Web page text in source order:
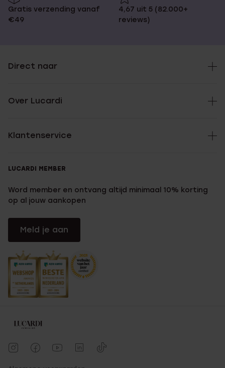
Gratis verzending vanaf
€49
4,67 uit 5 (82.000+
reviews)
Direct naar
Over Lucardi
Klantenservice
LUCARDI MEMBER
Word member en ontvang altijd minimaal 10% korting
op al jouw aankopen
Meld je aan